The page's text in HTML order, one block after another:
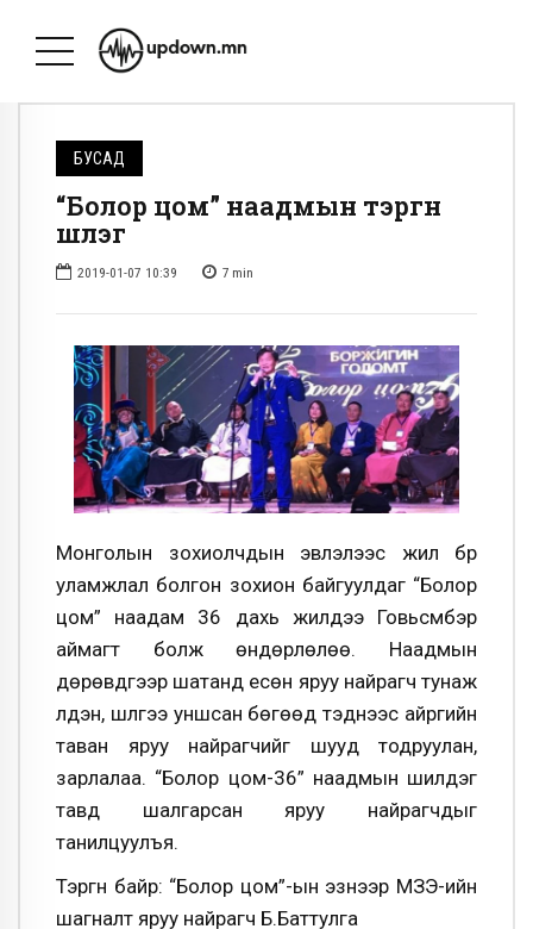
БУСАД
“Болор цом” наадмын тэргүүн
шүлэг
2019-01-07 10:39 7 min
Монголын зохиолчдын эвлэлээс жил бүр
уламжлал болгон зохион байгуулдаг “Болор
цом” наадам 36 дахь жилдээ Говьсүмбэр
аймагт болж өндөрлөлөө. Наадмын
дөрөвдүгээр шатанд есөн яруу найрагч тунаж
үлдэн, шүлгээ уншсан бөгөөд тэднээс айргийн
таван яруу найрагчийг шууд тодруулан,
зарлалаа. “Болор цом-36” наадмын шилдэг
тавд шалгарсан яруу найрагчдыг
танилцуулъя.
Тэргүүн байр: “Болор цом”-ын эзнээр МЗЭ-ийн
шагналт яруу найрагч Б.Баттулга